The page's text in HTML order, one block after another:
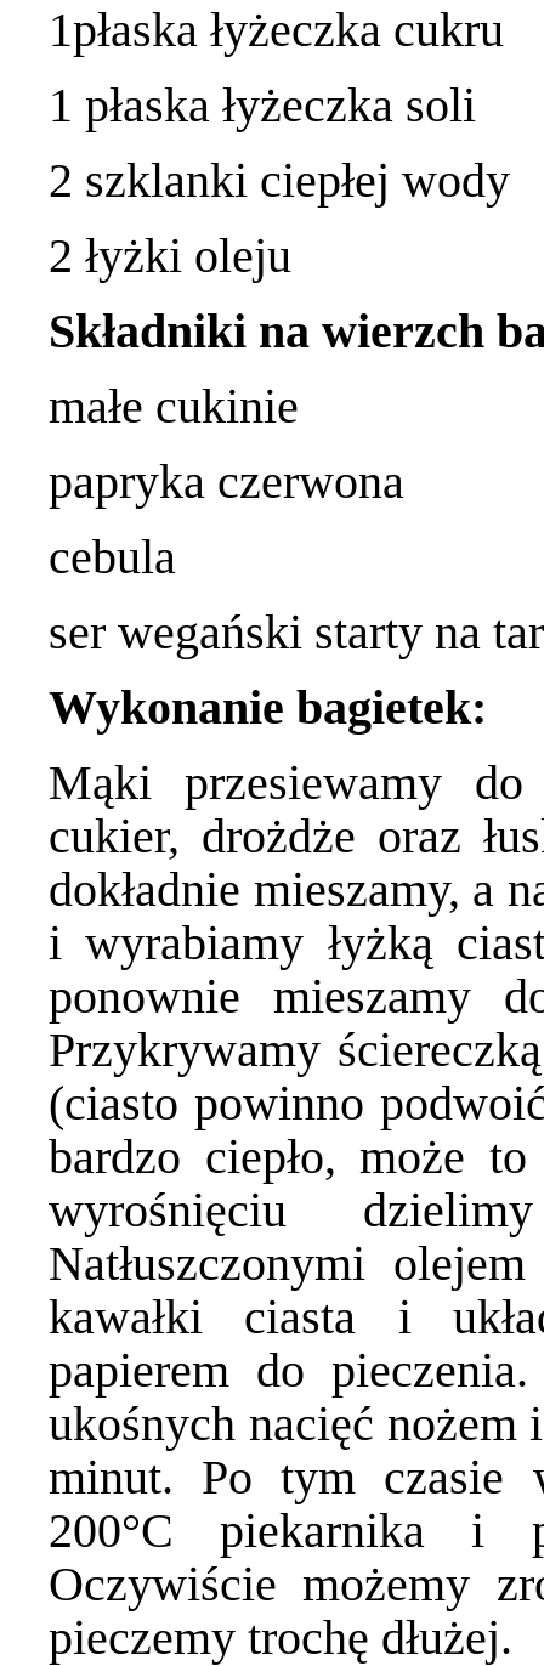
1płaska łyżeczka cukru
1 płaska łyżeczka soli
2 szklanki ciepłej wody
2 łyżki oleju
Składniki na wierzch
małe cukinie
papryka czerwona
cebula
ser wegański starty na
Wykonanie bagietek:
Mąki przesiewamy
cukier, drożdże oraz
dokładnie mieszamy, a
i wyrabiamy łyżką
ponownie mieszamy
Przykrywamy
(ciasto powinno
bardzo ciepło, może
wyrośnięciu
Natłuszczonymi
kawałki ciasta i
papierem do
ukośnych nacięć nożem
minut. Po tym czasie
200°Cpiekarnika i
Oczywiście możemy
pieczemy trochę dłużej.